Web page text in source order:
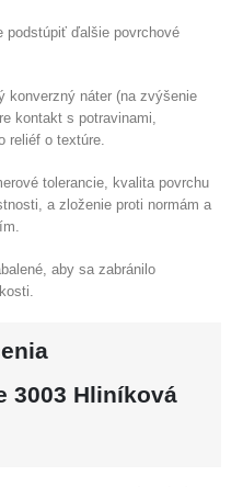
podstúpiť ďalšie povrchové
konverzný náter (na zvýšenie
kontakt s potravinami,
reliéf o textúre.
tolerancie, kvalita povrchu
a zloženie proti normám a
aby sa zabránilo
3003 Hliníková